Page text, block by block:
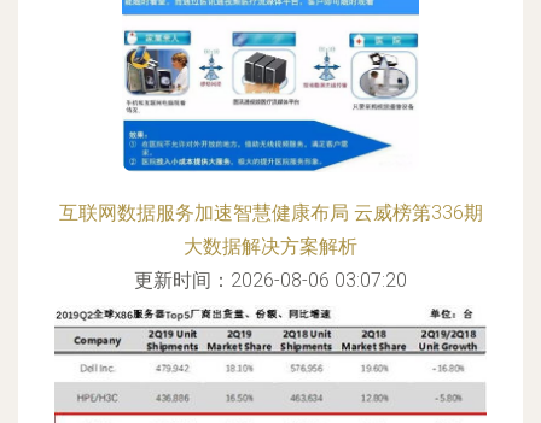
互联网数据服务加速智慧健康布局 云威榜第336期
大数据解决方案解析
更新时间：2026-08-06 03:07:20